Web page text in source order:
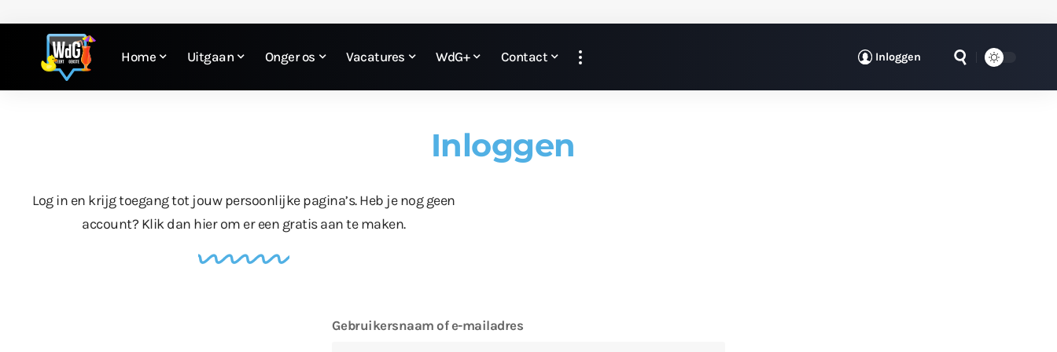
Home Uitgaan Onger os Vacatures WdG+ Contact Inloggen
Inloggen
Log in en krijg toegang tot jouw persoonlijke pagina’s. Heb je nog geen
account? Klik dan hierom er een gratis aan te maken.
Gebruikersnaam of e-mailadres